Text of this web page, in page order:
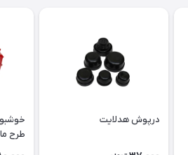
درپوش هدلایت
طرح